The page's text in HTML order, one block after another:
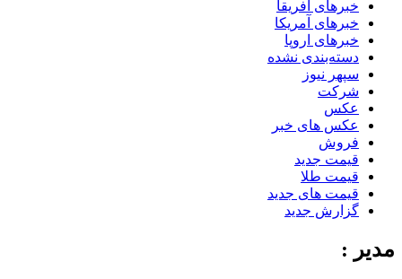
خبرهای آفریقا
خبرهای آمریکا
خبرهای اروپا
دسته‌بندی نشده
سپهر نیوز
شرکت
عکس
عکس های خبر
فروش
قیمت جدید
قیمت طلا
قیمت های جدید
گزارش جدید
مدیر :